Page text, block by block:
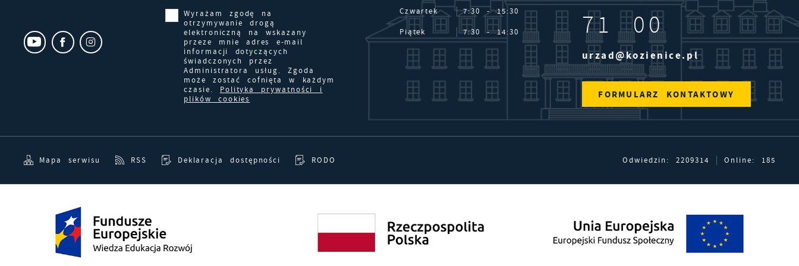
Wyrażam zgodę na
otrzymywanie drogą
elektroniczną na wskazany
przeze mnie adres e-mail
informacji dotyczących
świadczonych przez
Administratora usług. Zgoda
może zostać cofnięta w każdym
czasie. Polityka prywatności i
plików cookies
Czwartek 7:30 - 15:30
Piątek 7:30 - 14:30
71 00
urzad@kozienice.pl
FORMULARZ KONTAKTOWY
Mapa serwisu RSS Deklaracja dostępności RODO Odwiedzin: 2209314 Online: 185